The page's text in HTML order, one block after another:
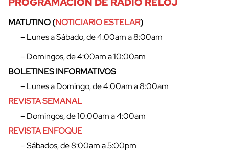
MATUTINO (NOTICIARIO ESTELAR)
– Lunes a Sábado, de 4:00am a 8:00am
– Domingos, de 4:00am a 10:00am
BOLETINES INFORMATIVOS
– Lunes a Domingo, de 4:00am a 8:00am
REVISTA SEMANAL
– Domingos, de 10:00am a 4:00am
REVISTA ENFOQUE
– Sábados, de 8:00am a 5:00pm